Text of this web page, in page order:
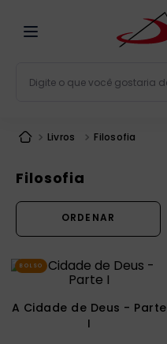
Livros Filosofia
Filosofia
BOLSO
A Cidade de Deus - Parte
I
º bíblia
terço
imagens
7º patristica